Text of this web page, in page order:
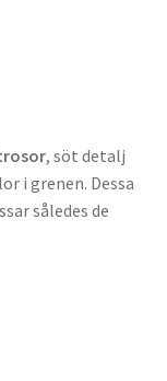
, söt detalj
i grenen. Dessa
således de